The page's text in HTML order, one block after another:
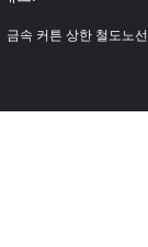
금속 커튼 상한 철도노선